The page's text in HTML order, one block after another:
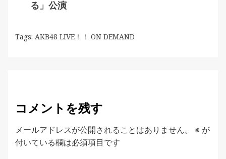
る」公演
Tags: AKB48 LIVE！！ ON DEMAND
コメントを残す
メールアドレスが公開されることはありません。 ※ が
付いている欄は必須項目です